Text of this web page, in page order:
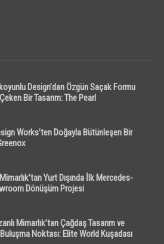
Design’dan Özgün Saçak Formu
Bir Tasarım: The Pearl
Works’ten Doğayla Bütünleşen Bir
Yurt Dışında İlk Mercedes-
Dönüşüm Projesi
Mimarlık’tan Çağdaş Tasarım ve
Noktası: Elite World Kuşadası